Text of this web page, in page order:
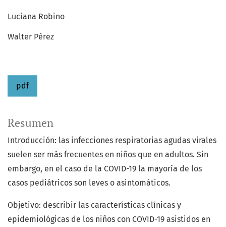
Luciana Robino
Walter Pérez
pdf
Resumen
Introducción: las infecciones respiratorias agudas virales
suelen ser más frecuentes en niños que en adultos. Sin
embargo, en el caso de la COVID-19 la mayoría de los
casos pediátricos son leves o asintomáticos.
Objetivo: describir las características clínicas y
epidemiológicas de los niños con COVID-19 asistidos en